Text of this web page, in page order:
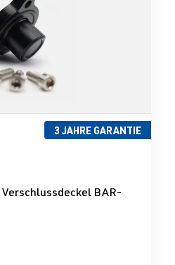
3 JAHRE GARANTIE
von 0 von 5 Sternen
Verschlussdeckel BAR-